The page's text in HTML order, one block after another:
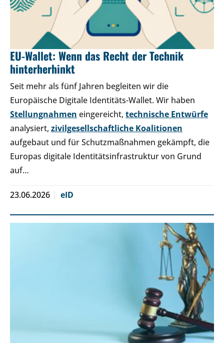
EU-Wallet: Wenn das Recht der Technik
hinterherhinkt
Seit mehr als fünf Jahren begleiten wir die
Europäische Digitale Identitäts-Wallet. Wir haben
Stellungnahmen eingereicht, technische Entwürfe
analysiert, zivilgesellschaftliche Koalitionen
aufgebaut und für Schutzmaßnahmen gekämpft, die
Europas digitale Identitätsinfrastruktur von Grund
auf…
23.06.2026 eID